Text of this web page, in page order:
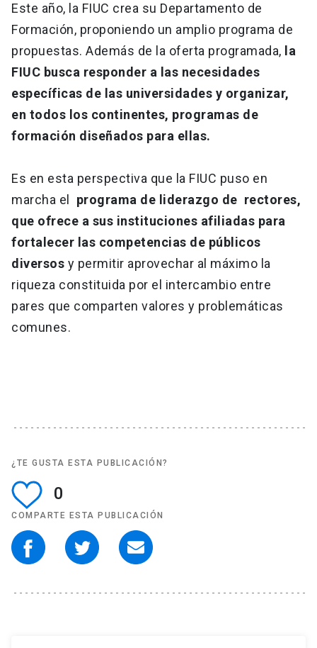
Este año, la FIUC crea su Departamento de
Formación, proponiendo un amplio programa de
propuestas. Además de la oferta programada, la
FIUC busca responder a las necesidades
específicas de las universidades y organizar,
en todos los continentes, programas de
formación diseñados para ellas.
Es en esta perspectiva que la FIUC puso en
marcha el programa de liderazgo de rectores,
que ofrece a sus instituciones afiliadas para
fortalecer las competencias de públicos
diversos y permitir aprovechar al máximo la
riqueza constituida por el intercambio entre
pares que comparten valores y problemáticas
comunes.
¿TE GUSTA ESTA PUBLICACIÓN?
0
COMPARTE ESTA PUBLICACIÓN